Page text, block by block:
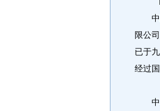
中国
限公
已于
经过
中新